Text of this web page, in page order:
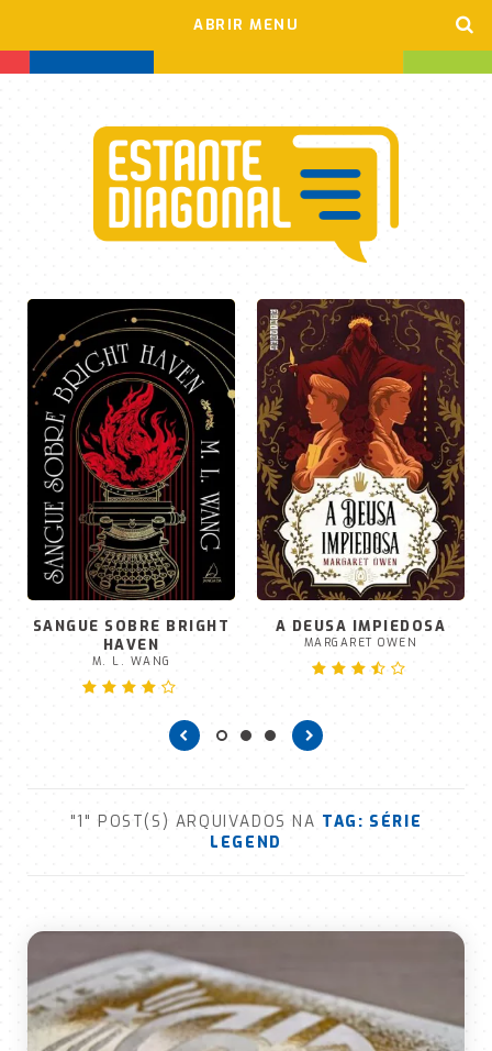
ABRIR MENU
SANGUE SOBRE BRIGHT
HAVEN
M. L. WANG
A DEUSA IMPIEDOSA
MARGARET OWEN
"1" POST(S) ARQUIVADOS NA TAG: SÉRIE
LEGEND